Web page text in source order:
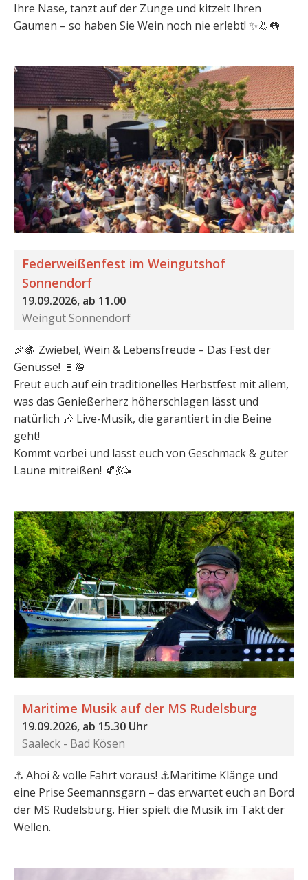
Ihre Nase, tanzt auf der Zunge und kitzelt Ihren
Gaumen – so haben Sie Wein noch nie erlebt! ✨👃👅
Federweißenfest im Weingutshof
Sonnendorf
19.09.2026, ab 11.00
Weingut Sonnendorf
🎉🍇 Zwiebel, Wein & Lebensfreude – Das Fest der
Genüsse! 🍷🧅
Freut euch auf ein traditionelles Herbstfest mit allem,
was das Genießerherz höherschlagen lässt und
natürlich 🎶 Live-Musik, die garantiert in die Beine
geht!
Kommt vorbei und lasst euch von Geschmack & guter
Laune mitreißen! 🍂💃🥳
Maritime Musik auf der MS Rudelsburg
19.09.2026, ab 15.30 Uhr
Saaleck - Bad Kösen
⚓️ Ahoi & volle Fahrt voraus! ⚓️Maritime Klänge und
eine Prise Seemannsgarn – das erwartet euch an Bord
der MS Rudelsburg. Hier spielt die Musik im Takt der
Wellen.